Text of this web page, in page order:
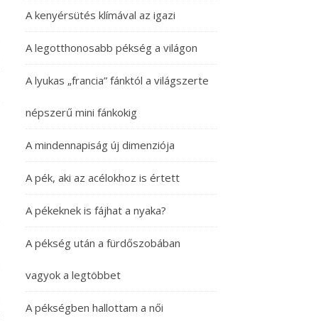
A kenyérsütés klímával az igazi
A legotthonosabb pékség a világon
A lyukas „francia” fánktól a világszerte
népszerű mini fánkokig
A mindennapiság új dimenziója
A pék, aki az acélokhoz is értett
A pékeknek is fájhat a nyaka?
A pékség után a fürdőszobában
vagyok a legtöbbet
A pékségben hallottam a női